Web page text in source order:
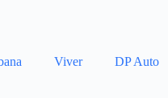
Viver DP Auto